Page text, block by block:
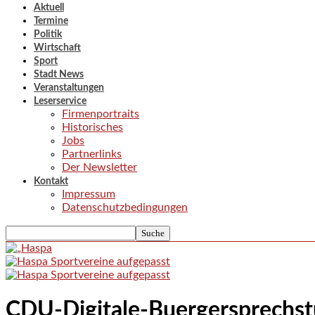
Aktuell
Termine
Politik
Wirtschaft
Sport
Stadt News
Veranstaltungen
Leserservice
Firmenportraits
Historisches
Jobs
Partnerlinks
Der Newsletter
Kontakt
Impressum
Datenschutzbedingungen
CDU-Digitale-